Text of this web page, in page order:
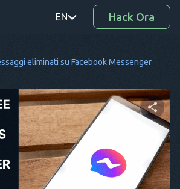
EN
PT
RO
DE
SV
Hack Ora
eliminati su Facebook Messenger
Condividi questo articolo
Twitter Copia link